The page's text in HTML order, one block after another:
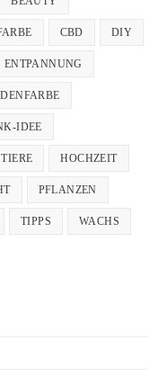
CBD DIY
ENTPANNUNG
IDEE
HOCHZEIT
PFLANZEN
TIPPS WACHS